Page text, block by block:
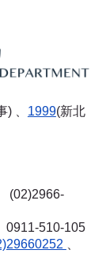
、 1999(新北
(02)2966-
0911-510-105